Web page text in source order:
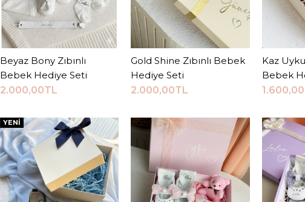
Sepete Ekle
Beyaz Bony Zıbınlı
Bebek Hediye Seti
2.000,00TL
Sepete Ekle
Gold Shine Zıbınlı Bebek
Hediye Seti
2.000,00TL
Kaz
Bebek
YENI